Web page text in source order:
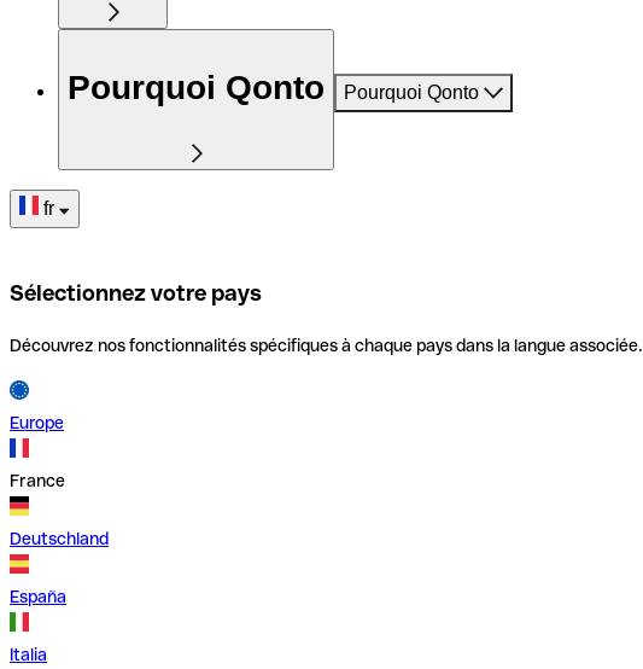
Pourquoi Qonto Pourquoi Qonto
fr
Sélectionnez votre pays
Découvrez nos fonctionnalités spécifiques à chaque pays dans la langue associée.
Europe
France
Deutschland
España
Italia